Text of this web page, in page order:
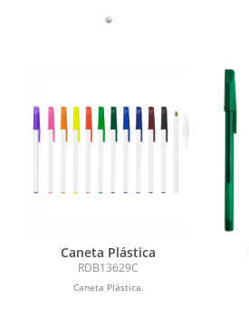
Caneta Plástica
RDB13629C
Caneta Plástica.